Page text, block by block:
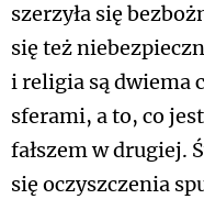
szerzyła się
się też
i religia są dwiema
sferami, a to, co
fałszem w drugiej.
się oczyszczenia